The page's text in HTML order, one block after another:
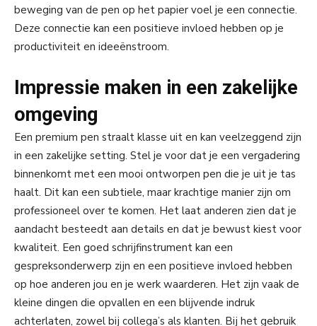
beweging van de pen op het papier voel je een connectie.
Deze connectie kan een positieve invloed hebben op je
productiviteit en ideeënstroom.
Impressie maken in een zakelijke
omgeving
Een premium pen straalt klasse uit en kan veelzeggend zijn
in een zakelijke setting. Stel je voor dat je een vergadering
binnenkomt met een mooi ontworpen pen die je uit je tas
haalt. Dit kan een subtiele, maar krachtige manier zijn om
professioneel over te komen. Het laat anderen zien dat je
aandacht besteedt aan details en dat je bewust kiest voor
kwaliteit. Een goed schrijfinstrument kan een
gespreksonderwerp zijn en een positieve invloed hebben
op hoe anderen jou en je werk waarderen. Het zijn vaak de
kleine dingen die opvallen en een blijvende indruk
achterlaten, zowel bij collega’s als klanten. Bij het gebruik